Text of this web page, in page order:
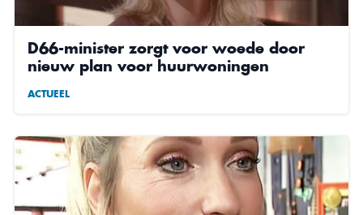
D66-minister zorgt voor woede door
nieuw plan voor huurwoningen
ACTUEEL